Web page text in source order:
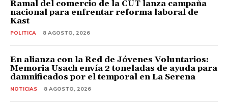
Ramal del comercio de la CUT lanza campaña
nacional para enfrentar reforma laboral de
Kast
POLITICA 8 AGOSTO, 2026
En alianza con la Red de Jóvenes Voluntarios:
Memoria Usach envía 2 toneladas de ayuda para
damnificados por el temporal en La Serena
NOTICIAS 8 AGOSTO, 2026